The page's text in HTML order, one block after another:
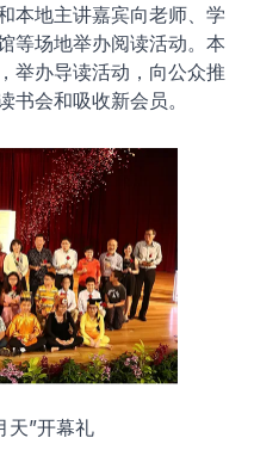
本地主讲嘉宾向老师、学
等场地举办阅读活动。本
举办导读活动，向公众推
书会和吸收新会员。
天”开幕礼